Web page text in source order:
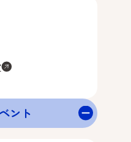
ント